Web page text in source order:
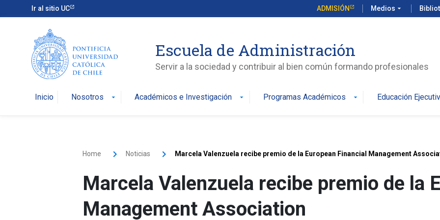
Ir al sitio UC ADMISIÓN Medios arrow_drop_down
Escuela de Administración
Servir a la sociedad y contribuir al bien común formando profesionales
Inicio Nosotros arrow_drop_down Académicos e Investigación arrow_drop_down Programas Académicos arrow_drop_down Educación
Home Noticias Marcela Valenzuela recibe premio de la European Financial Management
Marcela Valenzuela recibe premio de la
Management Association